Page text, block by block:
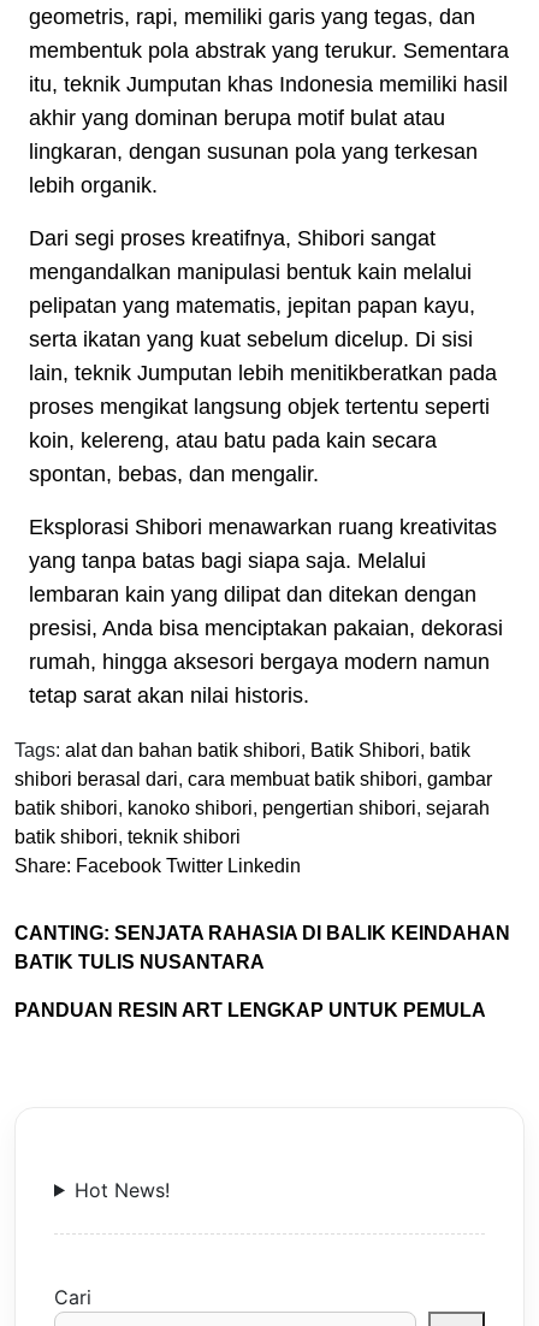
geometris, rapi, memiliki garis yang tegas, dan
membentuk pola abstrak yang terukur. Sementara
itu, teknik Jumputan khas Indonesia memiliki hasil
akhir yang dominan berupa motif bulat atau
lingkaran, dengan susunan pola yang terkesan
lebih organik.
Dari segi proses kreatifnya, Shibori sangat
mengandalkan manipulasi bentuk kain melalui
pelipatan yang matematis, jepitan papan kayu,
serta ikatan yang kuat sebelum dicelup. Di sisi
lain, teknik Jumputan lebih menitikberatkan pada
proses mengikat langsung objek tertentu seperti
koin, kelereng, atau batu pada kain secara
spontan, bebas, dan mengalir.
Eksplorasi Shibori menawarkan ruang kreativitas
yang tanpa batas bagi siapa saja. Melalui
lembaran kain yang dilipat dan ditekan dengan
presisi, Anda bisa menciptakan pakaian, dekorasi
rumah, hingga aksesori bergaya modern namun
tetap sarat akan nilai historis.
Tags: alat dan bahan batik shibori, Batik Shibori, batik
shibori berasal dari, cara membuat batik shibori, gambar
batik shibori, kanoko shibori, pengertian shibori, sejarah
batik shibori, teknik shibori
Share: Facebook Twitter Linkedin
CANTING: SENJATA RAHASIA DI BALIK KEINDAHAN
BATIK TULIS NUSANTARA
PANDUAN RESIN ART LENGKAP UNTUK PEMULA
Hot News!
Cari